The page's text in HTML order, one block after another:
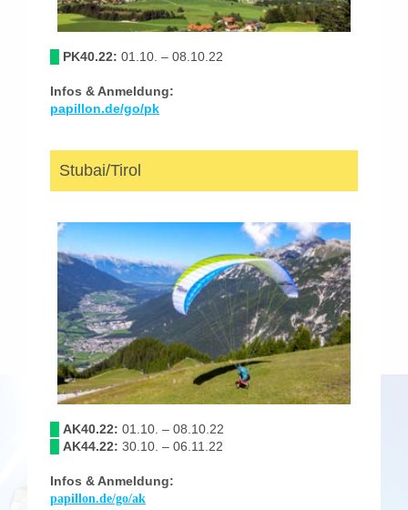
PK40.22: 01.10. – 08.10.22
Infos & Anmeldung:
papillon.de/go/pk
Stubai/Tirol
AK40.22: 01.10. – 08.10.22
AK44.22: 30.10. – 06.11.22
Infos & Anmeldung:
papillon.de/go/ak